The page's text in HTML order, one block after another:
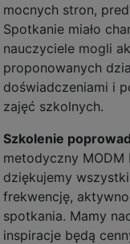
mocnych stron,
Spotkanie miało
nauczyciele mogli
proponowanych
doświadczeniami i
zajęć szkolnych.
Szkolenie
metodyczny MODM
dziękujemy
frekwencję,
spotkania. Mamy
inspiracje będą